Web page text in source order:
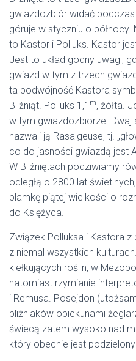
gwiazdozbiór widać podczas
góruje w styczniu o północy.
to Kastor i Polluks. Kastor
Jest to układ godny uwagi,
gwiazd w tym z trzech
ta podwójność Kastora
Bliźniąt. Polluks 1,1 m, żółta.
w tym gwiazdozbiorze.
nazwali ją Rasalgeuse, tj.
co do jasności gwiazdą jest
W Bliźniętach podziwiamy
odległą o 2800 lat
plamkę piątej wielkości o
do Księżyca.
Związek Polluksa i Kastora
z niemal wszystkich
kiełkujących roślin, w
natomiast rzymianie
i Remusa. Posejdon
bliźniaków opiekunami
świecą zatem wysoko nad
który obecnie jest podzielony